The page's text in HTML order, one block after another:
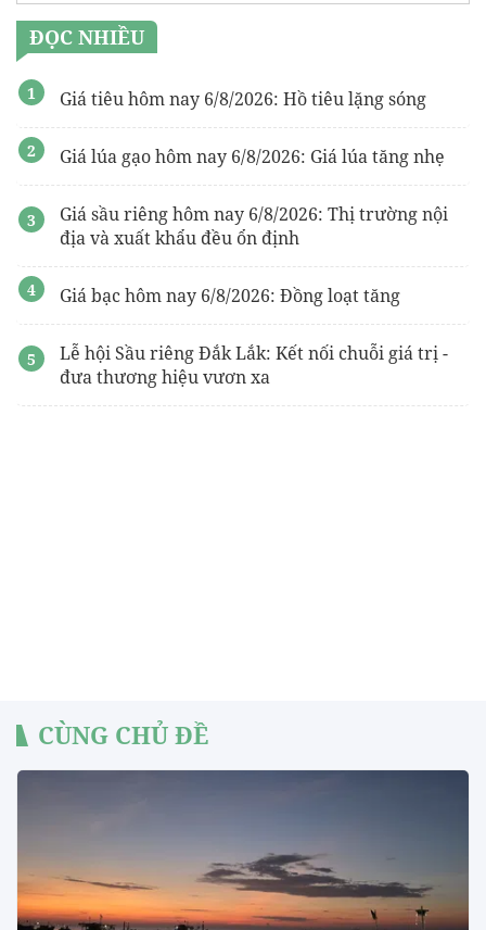
ĐỌC NHIỀU
Giá tiêu hôm nay 6/8/2026: Hồ tiêu lặng sóng
Giá lúa gạo hôm nay 6/8/2026: Giá lúa tăng nhẹ
Giá sầu riêng hôm nay 6/8/2026: Thị trường nội
địa và xuất khẩu đều ổn định
Giá bạc hôm nay 6/8/2026: Đồng loạt tăng
Lễ hội Sầu riêng Đắk Lắk: Kết nối chuỗi giá trị -
đưa thương hiệu vươn xa
CÙNG CHỦ ĐỀ